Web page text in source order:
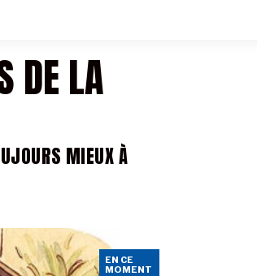
DE LA
MIEUX À
EN CE
MOMENT